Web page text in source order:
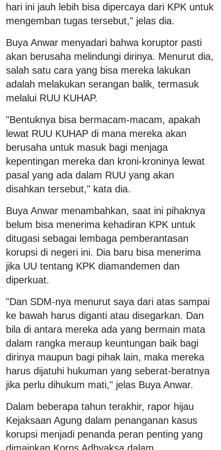
hari ini jauh lebih bisa dipercaya dari KPK untuk
mengemban tugas tersebut," jelas dia.
Buya Anwar menyadari bahwa koruptor pasti
akan berusaha melindungi dirinya. Menurut dia,
salah satu cara yang bisa mereka lakukan
adalah melakukan serangan balik, termasuk
melalui RUU KUHAP.
"Bentuknya bisa bermacam-macam, apakah
lewat RUU KUHAP di mana mereka akan
berusaha untuk masuk bagi menjaga
kepentingan mereka dan kroni-kroninya lewat
pasal yang ada dalam RUU yang akan
disahkan tersebut," kata dia.
Buya Anwar menambahkan, saat ini pihaknya
belum bisa menerima kehadiran KPK untuk
ditugasi sebagai lembaga pemberantasan
korupsi di negeri ini. Dia baru bisa menerima
jika UU tentang KPK diamandemen dan
diperkuat.
"Dan SDM-nya menurut saya dari atas sampai
ke bawah harus diganti atau disegarkan. Dan
bila di antara mereka ada yang bermain mata
dalam rangka meraup keuntungan baik bagi
dirinya maupun bagi pihak lain, maka mereka
harus dijatuhi hukuman yang seberat-beratnya
jika perlu dihukum mati," jelas Buya Anwar.
Dalam beberapa tahun terakhir, rapor hijau
Kejaksaan Agung dalam penanganan kasus
korupsi menjadi penanda peran penting yang